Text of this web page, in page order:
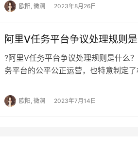
欧阳, 微澜 2023年8月26日
阿里V任务平台争议处理规则是
?阿里V任务平台争议处理规则是什
务平台的公平公正运营，也特意制定
欧阳, 微澜 2023年7月14日